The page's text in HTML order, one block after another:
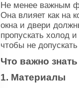
Не менее важным
Она влияет как на
окна и двери
пропускать холод
чтобы не
Что важно
1. Материалы